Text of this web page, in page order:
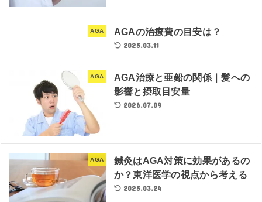
AGA AGAの治療費の目安は？
2025.03.11
AGA
AGA治療と亜鉛の関係｜髪への
影響と摂取目安量
2026.07.09
AGA
鍼灸はAGA対策に効果があるの
か？東洋医学の視点から考える
2025.03.24